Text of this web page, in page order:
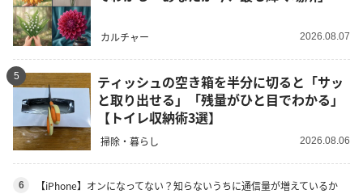
カルチャー 2026.08.07
5
ティッシュの空き箱を半分に切ると「サッ
と取り出せる」「残量がひと目でわかる」
【トイレ収納術3選】
掃除・暮らし 2026.08.06
6
【iPhone】オンになってない？知らないうちに通信量が増えているか